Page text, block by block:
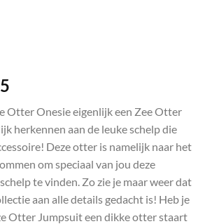
is:
€59,95.
Otter Onesie eigenlijk een Zee Otter
herkennen aan de leuke schelp die
Deze otter is namelijk naar het
om speciaal van jou deze
te vinden. Zo zie je maar weer dat
aan alle details gedacht is! Heb je
Otter Jumpsuit een dikke otter staart